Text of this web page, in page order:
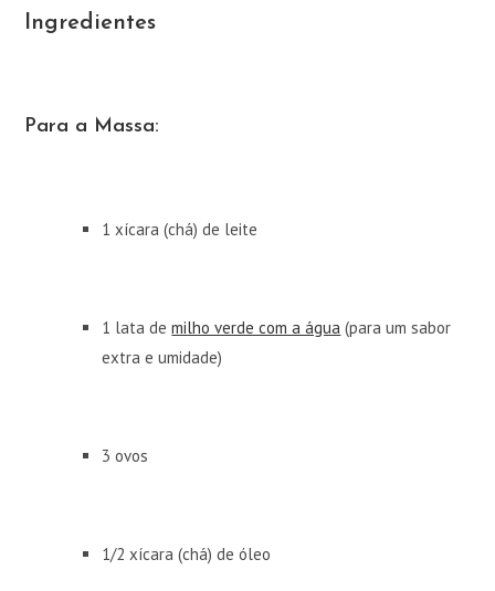
Ingredientes
Para a Massa:
1 xícara (chá) de leite
1 lata demilho verde com a água (para um sabor
extra e umidade)
3 ovos
1/2 xícara (chá) de óleo